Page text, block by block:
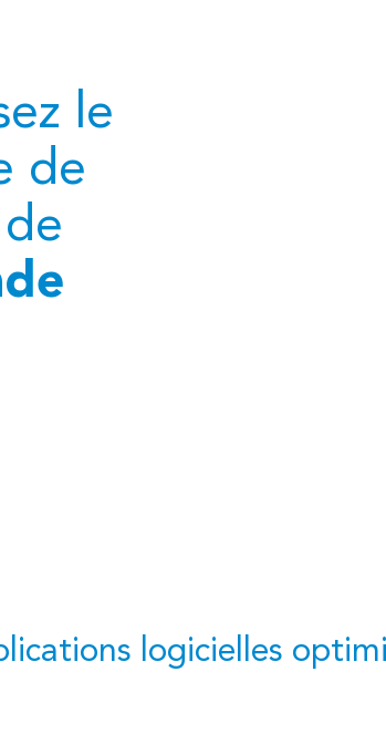
le
de
logicielles